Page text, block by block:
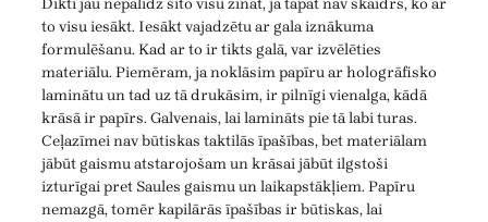
Dikti jau nepalīdz šito visu zināt, ja tāpat nav skaidrs, ko ar
to visu iesākt. Iesākt vajadzētu ar gala iznākuma
formulēšanu. Kad ar to ir tikts galā, var izvēlēties
materiālu. Piemēram, ja noklāsim papīru ar hologrāfisko
laminātu un tad uz tā drukāsim, ir pilnīgi vienalga, kādā
krāsā ir papīrs. Galvenais, lai lamināts pie tā labi turas.
Ceļazīmei nav būtiskas taktilās īpašības, bet materiālam
jābūt gaismu atstarojošam un krāsai jābūt ilgstoši
izturīgai pret Saules gaismu un laikapstākļiem. Papīru
nemazgā, tomēr kapilārās īpašības ir būtiskas, lai